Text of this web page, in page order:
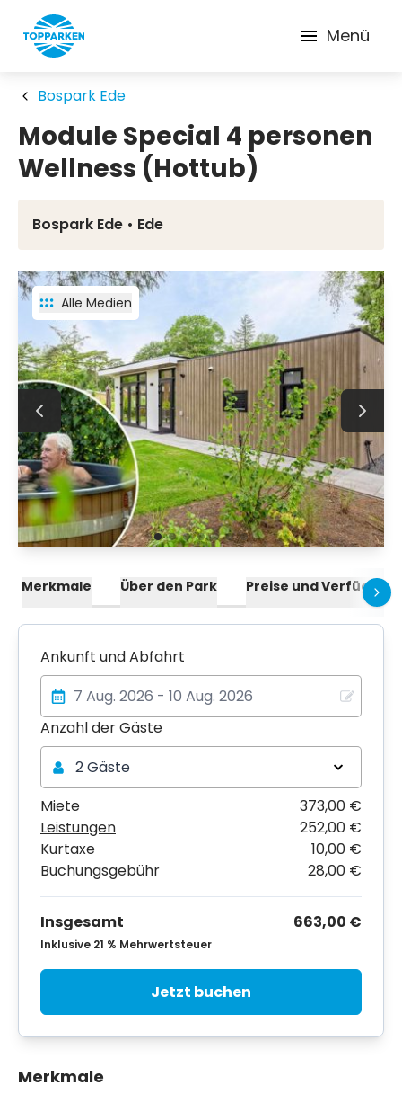
Menü
Bospark Ede
Module Special 4 personen
Wellness (Hottub)
Bospark Ede • Ede
Alle Medien
Merkmale Über den Park Preise und
Ankunft und Abfahrt
Anzahl der Gäste
Anzahl der Gäste
2 Gäste
Miete
373,00 €
Leistungen
252,00 €
Kurtaxe
10,00 €
Buchungsgebühr
28,00 €
Insgesamt 663,00 €
Inklusive 21 % Mehrwertsteuer
Jetzt buchen
Merkmale